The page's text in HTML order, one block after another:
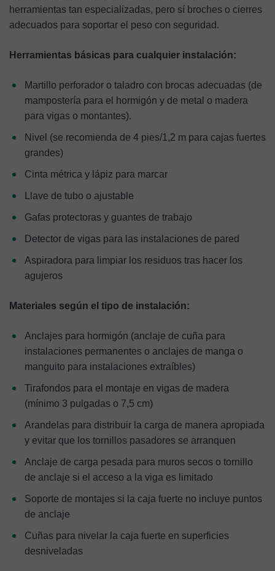
herramientas tan especializadas, pero sí broches o cierres
adecuados para soportar el peso con seguridad.
Herramientas básicas para cualquier instalación:
Martillo perforador o taladro con brocas adecuadas (de
mampostería para el hormigón y de metal o madera
para vigas o montantes).
Nivel (se recomienda de 4 pies/1,2 m para cajas fuertes
grandes)
Cinta métrica y lápiz para marcar
Llave de tubo o ajustable
Gafas protectoras y guantes de trabajo
Detector de vigas para las instalaciones de pared
Aspiradora para limpiar los residuos tras hacer los
agujeros
Materiales según el tipo de instalación:
Anclajes para hormigón (anclaje de cuña para
instalaciones permanentes o anclajes de manga o
manguito para instalaciones extraíbles)
Tirafondos para el montaje en vigas de madera
(mínimo 3 pulgadas o 7,5 cm)
Arandelas para distribuir la carga de manera apropiada
y evitar que los tornillos pasadores se arranquen
Anclaje de carga pesada para muros secos o tornillo
de anclaje si el acceso a la viga es limitado
Soporte de montajes si la caja fuerte no incluye puntos
de anclaje
Cuñas para nivelar la caja fuerte en superficies
desniveladas